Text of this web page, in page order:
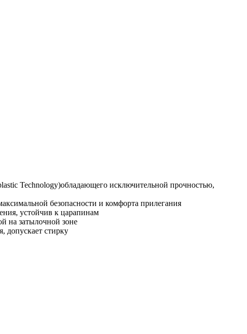
Technology)обладающего исключительной прочностью,
безопасности и комфорта прилегания
устойчив к царапинам
на затылочной зоне
допускает стирку